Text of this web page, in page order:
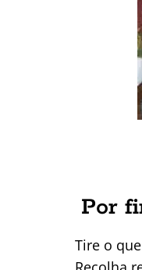
Por
Tire o